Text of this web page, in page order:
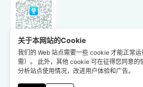
关注 V380
关于本网站的Cookie
我们的 Web 站点需要一些 cookie 才能正常运
需）。 此外，其他 cookie 可在征得您同意的
分析站点使用情况，改进用户体验和广告。